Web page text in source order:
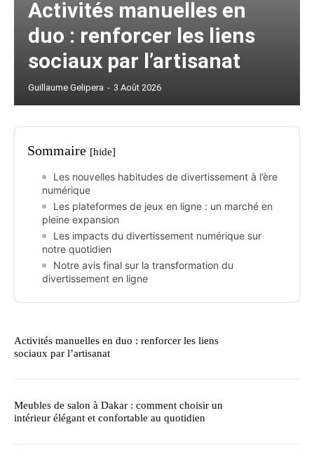
Activités manuelles en
duo : renforcer les liens
sociaux par l’artisanat
Guillaume Gelipera - 3 Août 2026
Sommaire [hide]
Les nouvelles habitudes de divertissement à l’ère
numérique
Les plateformes de jeux en ligne : un marché en
pleine expansion
Les impacts du divertissement numérique sur
notre quotidien
Notre avis final sur la transformation du
divertissement en ligne
Activités manuelles en duo : renforcer les liens
sociaux par l’artisanat
Meubles de salon à Dakar : comment choisir un
intérieur élégant et confortable au quotidien